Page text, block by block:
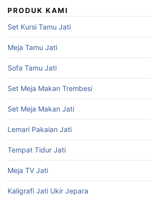
PRODUK KAMI
Set Kursi Tamu Jati
Meja Tamu Jati
Sofa Tamu Jati
Set Meja Makan Trembesi
Set Meja Makan Jati
Lemari Pakaian Jati
Tempat Tidur Jati
Meja TV Jati
Kaligrafi Jati Ukir Jepara